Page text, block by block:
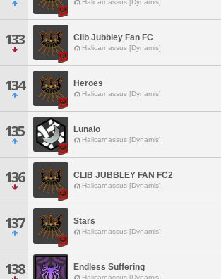
Halicarnassus [Dynamis]
133 Clib Jubbley Fan FC
Halicarnassus [Dynamis]
134 Heroes
Halicarnassus [Dynamis]
135 Lunalo
Halicarnassus [Dynamis]
136 CLIB JUBBLEY FAN FC2
Halicarnassus [Dynamis]
137 Stars
Halicarnassus [Dynamis]
138 Endless Suffering
Halicarnassus [Dynamis]